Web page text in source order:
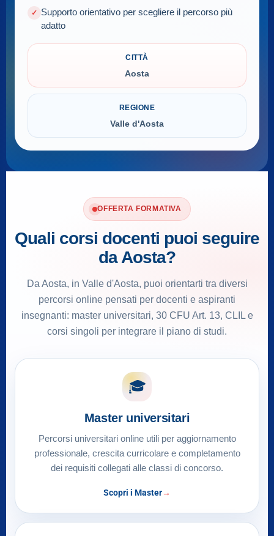
Supporto orientativo per scegliere il percorso più
adatto
CITTÀ
Aosta
REGIONE
Valle d'Aosta
OFFERTA FORMATIVA
Quali corsi docenti puoi seguire
da Aosta?
Da Aosta, in Valle d'Aosta, puoi orientarti tra diversi
percorsi online pensati per docenti e aspiranti
insegnanti: master universitari, 30 CFU Art. 13, CLIL e
corsi singoli per integrare il piano di studi.
🎓
Master universitari
Percorsi universitari online utili per aggiornamento
professionale, crescita curricolare e completamento
dei requisiti collegati alle classi di concorso.
Scopri i Master